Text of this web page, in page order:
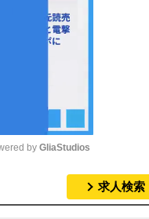
by GliaStudios
求人検索